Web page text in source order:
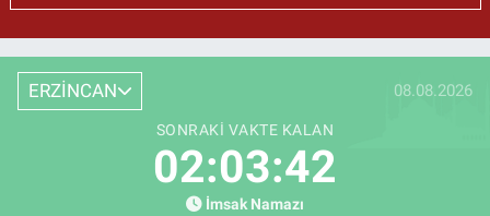
ERZİNCAN 08.08.2026
SONRAKI VAKTE KALAN
02:03:42
İmsak Namazı